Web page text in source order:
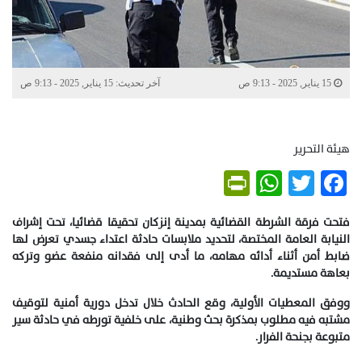
آخر تحديث: 15 يناير, 2025 - 9:13 ص
هيئة التحرير
Facebook
Twitter
WhatsApp
فتحت فرقة الشرطة القضائية بمدينة إنزكان تحقيقا قضائيا، تحت إشراف
النيابة العامة المختصة، لتحديد ملابسات حادثة اعتداء جسدي تعرض لها
ضابط أمن أثناء أدائه مهامه، ما أدى إلى فقدانه منفعة عضو وتركه
بعاهة مستديمة.
ووفق المعطيات الأولية، وقع الحادث خلال تدخل دورية أمنية لتوقيف
مشتبه فيه مطلوب بمذكرة بحث وطنية، على خلفية تورطه في حادثة سير
متبوعة بجنحة الفرار.